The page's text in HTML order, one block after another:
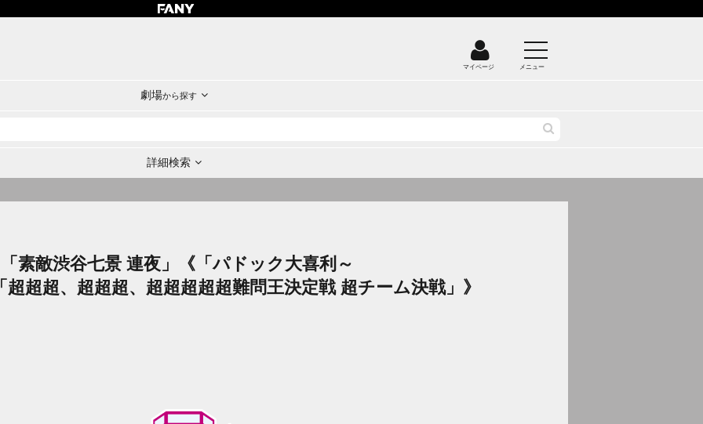
マイページ メニュー
劇場から探す
詳細検索
素敵渋谷七景 連夜」《「パドック大喜利～
超超、超超超、超超超超超難問王決定戦 超チーム決戦」》